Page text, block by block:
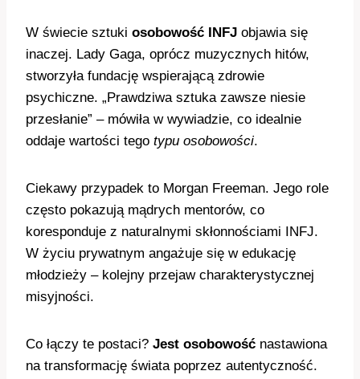
W świecie sztuki osobowość INFJ objawia się
inaczej. Lady Gaga, oprócz muzycznych hitów,
stworzyła fundację wspierającą zdrowie
psychiczne. „Prawdziwa sztuka zawsze niesie
przesłanie” – mówiła w wywiadzie, co idealnie
oddaje wartości tego typu osobowości.
Ciekawy przypadek to Morgan Freeman. Jego role
często pokazują mądrych mentorów, co
koresponduje z naturalnymi skłonnościami INFJ.
W życiu prywatnym angażuje się w edukację
młodzieży – kolejny przejaw charakterystycznej
misyjności.
Co łączy te postaci? Jest osobowość nastawiona
na transformację świata poprzez autentyczność.